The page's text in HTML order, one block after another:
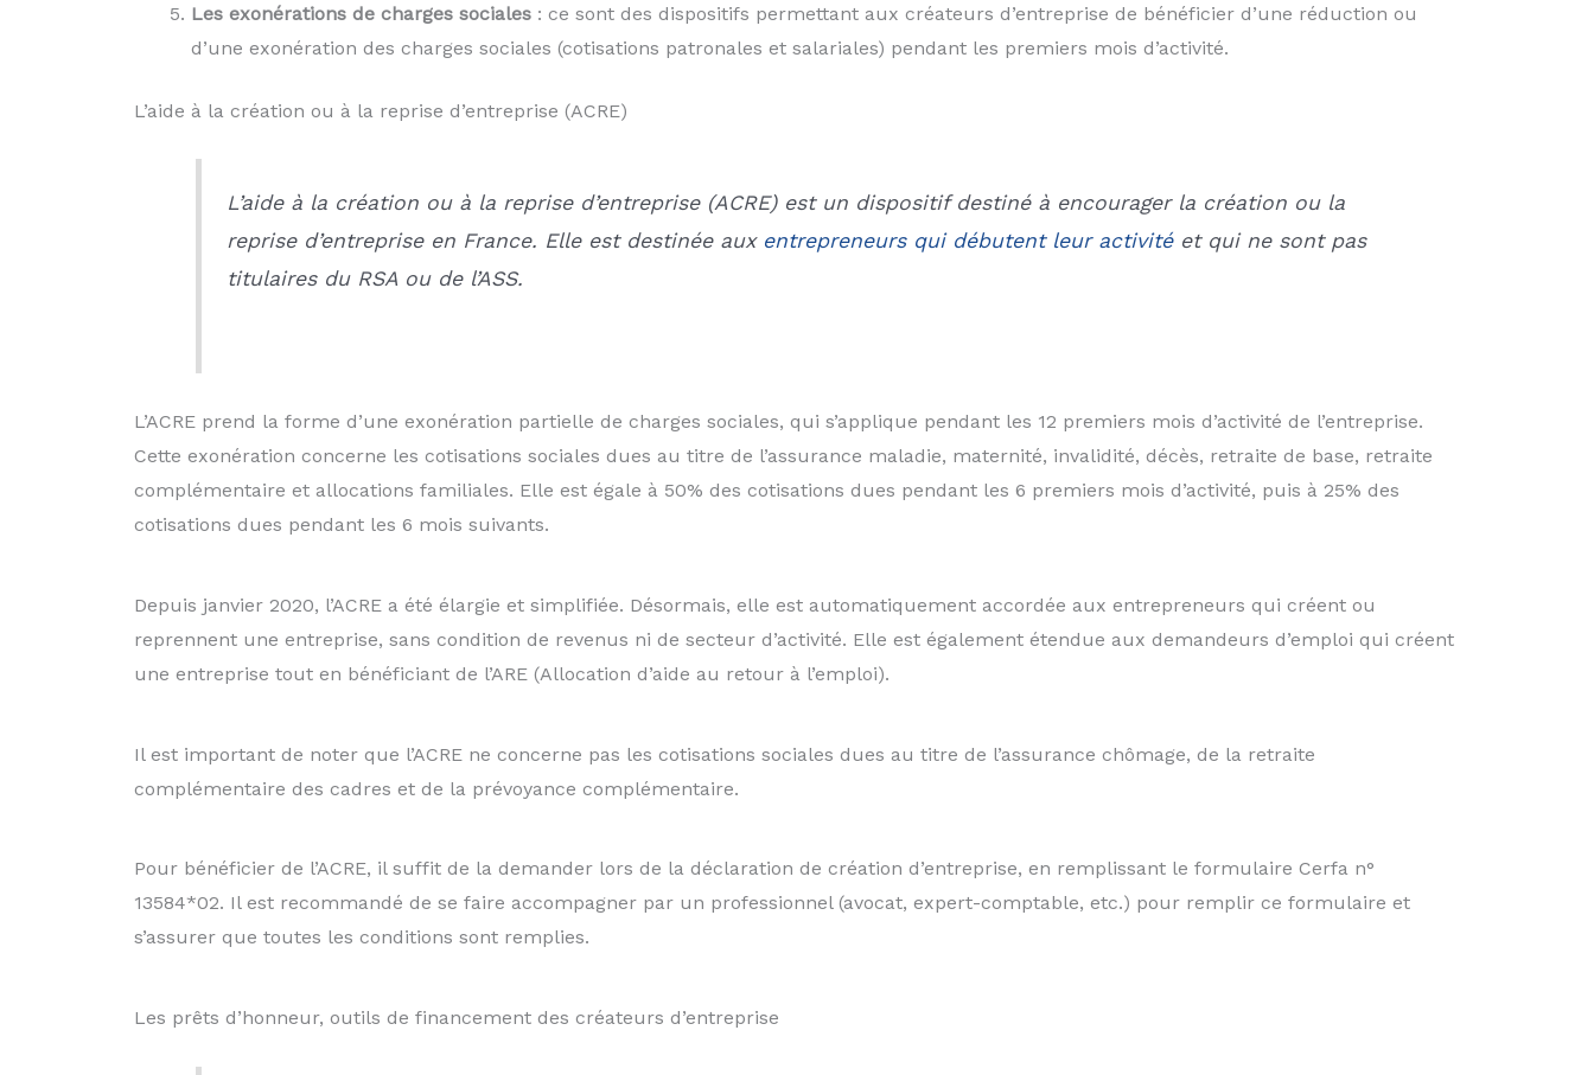
Les exonérations de charges sociales: ce sont des dispositifs permettant aux créateurs d’entreprise de bénéficier d’une réduction ou
d’une exonération des charges sociales (cotisations patronales et salariales) pendant les premiers mois d’activité.
L’aide à la création ou à la reprise d’entreprise (ACRE)
L’aide à la création ou à la reprise d’entreprise (ACRE) est un dispositif destiné à encourager la création ou la
reprise d’entreprise en France. Elle est destinée aux entrepreneurs qui débutent leur activitéet qui ne sont pas
titulaires du RSA ou de l’ASS.
L’ACRE prend la forme d’une exonération partielle de charges sociales, qui s’applique pendant les 12 premiers mois d’activité de l’entreprise.
Cette exonération concerne les cotisations sociales dues au titre de l’assurance maladie, maternité, invalidité, décès, retraite de base, retraite
complémentaire et allocations familiales. Elle est égale à 50% des cotisations dues pendant les 6 premiers mois d’activité, puis à 25% des
cotisations dues pendant les 6 mois suivants.
Depuis janvier 2020, l’ACRE a été élargie et simplifiée. Désormais, elle est automatiquement accordée aux entrepreneurs qui créent ou
reprennent une entreprise, sans condition de revenus ni de secteur d’activité. Elle est également étendue aux demandeurs d’emploi qui créent
une entreprise tout en bénéficiant de l’ARE (Allocation d’aide au retour à l’emploi).
Il est important de noter que l’ACRE ne concerne pas les cotisations sociales dues au titre de l’assurance chômage, de la retraite
complémentaire des cadres et de la prévoyance complémentaire.
Pour bénéficier de l’ACRE, il suffit de la demander lors de la déclaration de création d’entreprise, en remplissant le formulaire Cerfa n°
13584*02. Il est recommandé de se faire accompagner par un professionnel (avocat, expert-comptable, etc.) pour remplir ce formulaire et
s’assurer que toutes les conditions sont remplies.
Les prêts d’honneur, outils de financement des créateurs d’entreprise